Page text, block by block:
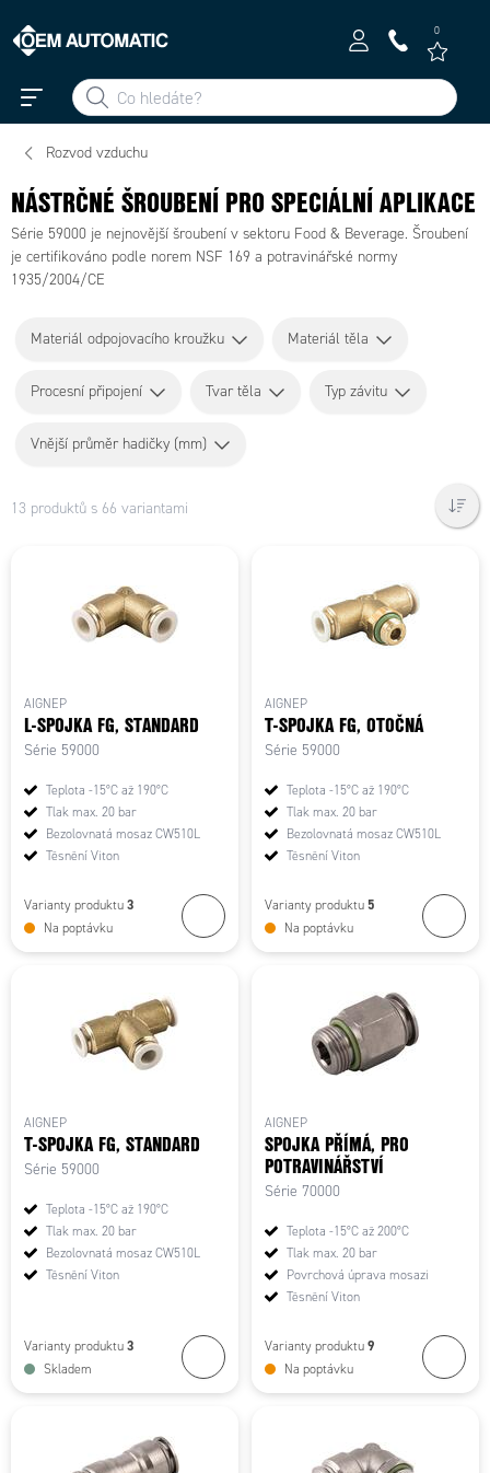
0
Rozvod vzduchu
NÁSTRČNÉ ŠROUBENÍ PRO SPECIÁLNÍ APLIKACE
Série 59000 je nejnovější šroubení v sektoru Food & Beverage. Šroubení
je certifikováno podle norem NSF 169 a potravinářské normy
1935/2004/CE
Materiál odpojovacího kroužku Materiál těla
Procesní připojení Tvar těla Typ závitu
Vnější průměr hadičky (mm)
13 produktů s 66 variantami
AIGNEP
L-SPOJKA FG, STANDARD
Série 59000
Teplota -15°C až 190°C
Tlak max. 20 bar
Bezolovnatá mosaz CW510L
Těsnění Viton
Varianty produktu 3
Na poptávku
AIGNEP
T-SPOJKA FG, OTOČNÁ
Série 59000
Teplota -15°C až 190°C
Tlak max. 20 bar
Bezolovnatá mosaz CW510L
Těsnění Viton
Varianty produktu 5
Na poptávku
AIGNEP
T-SPOJKA FG, STANDARD
Série 59000
Teplota -15°C až 190°C
Tlak max. 20 bar
Bezolovnatá mosaz CW510L
Těsnění Viton
Varianty produktu 3
Skladem
AIGNEP
SPOJKA PŘÍMÁ, PRO
POTRAVINÁŘSTVÍ
Série 70000
Teplota -15°C až 200°C
Tlak max. 20 bar
Povrchová úprava mosazi
Těsnění Viton
Varianty produktu 9
Na poptávku